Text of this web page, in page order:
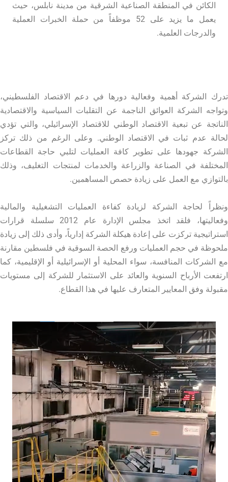
الكائن في المنطقة الصناعية الشرقية من مدينة نابلس، حيث
يعمل ما يزيد على 52 موظفاً من حملة الخبرات العملية
والدرجات العلمية.
تدرك الشركة أهمية وفعالية دورها في دعم الاقتصاد الفلسطيني،
وتواجه الشركة العوائق الناجمة عن التقلبات السياسية والاقتصادية
الناتجة عن تبعية الاقتصاد الوطني للاقتصاد الإسرائيلي، والتي تؤدي
لحالة عدم ثبات في الاقتصاد الوطني. وعلى الرغم من ذلك تركز
الشركة جهودها على تطوير كافة العمليات لتلبي حاجة القطاعات
المختلفة في الصناعة والزراعة والخدمات لمنتجات التغليف، وذلك
بالتوازي مع العمل على زيادة حصص المساهمين.
ونظراً لحاجة الشركة لزيادة كفاءة العمليات التشغيلية والمالية
وفعاليتها، فلقد اتخذ مجلس الإدارة عام 2012 سلسلة قرارات
استراتيجية تركزت على إعادة هيكلة الشركة إدارياً، وأدى ذلك إلى زيادة
ملحوظة في حجم العمليات ورفع الحصة السوقية في فلسطين مقارنة
مع الشركات المنافسة، سواء المحلية أو الإسرائيلية أو الإقليمية، كما
ارتفعت الأرباح السنوية والعائد على الاستثمار للشركة إلى مستويات
مقبولة وفق المعايير المتعارف عليها في هذا القطاع.